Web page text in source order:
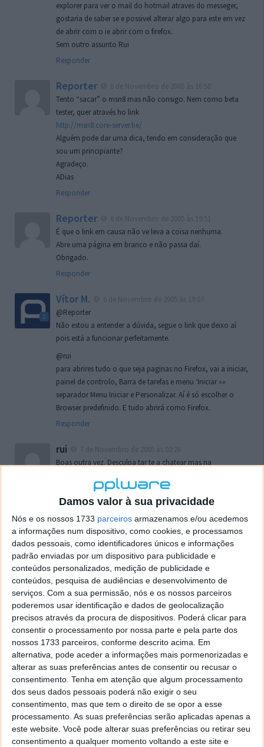
Damos valor à sua privacidade
Nós e os nossos 1733 parceiros armazenamos e/ou acedemos
a informações num dispositivo, como cookies, e processamos
dados pessoais, como identificadores únicos e informações
padrão enviadas por um dispositivo para publicidade e
conteúdos personalizados, medição de publicidade e
conteúdos, pesquisa de audiências e desenvolvimento de
serviços. Com a sua permissão, nós e os nossos parceiros
poderemos usar identificação e dados de geolocalização
precisos através da procura de dispositivos. Poderá clicar para
consentir o processamento por nossa parte e pela parte dos
nossos 1733 parceiros, conforme descrito acima. Em
alternativa, pode aceder a informações mais pormenorizadas e
alterar as suas preferências antes de consentir ou recusar o
consentimento. Tenha em atenção que algum processamento
dos seus dados pessoais poderá não exigir o seu
consentimento, mas que tem o direito de se opor a esse
processamento. As suas preferências serão aplicadas apenas a
este website. Você pode alterar suas preferências ou retirar seu
consentimento a qualquer momento voltando a este site e
explorer para ver o mail do hotmail atraves do messeger,
gostaria de saber se e possivel alterar algo para este em vez
de abrir com o ie abrir com o firefox.
Sem outro assunto Rui
Responder
Reporter
Tento “sacar” o msn8 mas não consigo. Nem como beta
tester, quer através ho link
http://msn8.core-server.be/
Alguém pode dar uma dica, tendo em consideração que
sou um principiante?
Agradeço.
ADias
Responder
Reporter
É que o link em causa não ve leva a coisa nenhuma.
Abre uma página em branco e não passa daí.
Obrigado.
Responder
Vítor M.
@Reporter
Não estou a entender a dúvida, segue o link que deixo aí
pois está a funcionar perfeitamente.
@rui
para abrires tudo o que seja paginas no Firefox, vai a iniciar,
painel de controlo, Barra de tarefas e menu ‘Iniciar »»
separador Menu Iniciar e Personalizar. Aí é só escolher o
Browser predefinido. E tudo abrirá como Firefox.
Responder
rui
Boas outra vez. Desculpa tar te a chatear mas na
o firefox como browser predefenido
de control tudo e nada. Tou a comecar a desesperar, ate ja
tentei apagar o explorer na tentativa de forçar o uso do
firefox mas em vao. Kaso te lembres de outra dica fico
agradecido, caso contrario obrigado a mesma
Responder
Vítor M.
7 de Novembro de 2005 às 01:39
@Reporter
Desculpa mas o link funciona. Seja como for segue por mail
o MSn Messenger 8.
Responder
Vítor M.
7 de Novembro de 2005 às 11:21
@Rui
Tens de encontrar o que te falei. Faz da seguinte maneira,
janela iniciar e no topo dessa janela com o botão direito do
rato faz propriedades. Depois no separador Menu ‘Iniciar’
clica no botão ‘Personalizar’ aí encontrarás no separador
geral a opção para escolheres o Browser com que queres